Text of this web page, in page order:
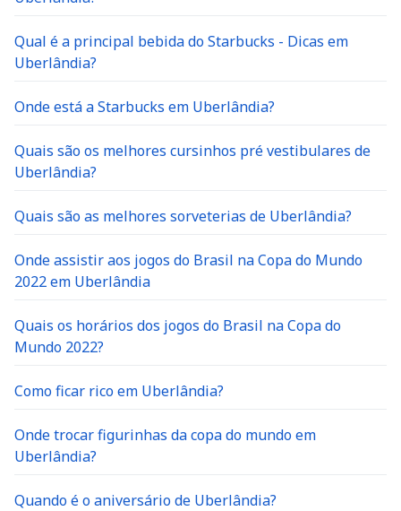
Qual é a principal bebida do Starbucks - Dicas em
Uberlândia?
Onde está a Starbucks em Uberlândia?
Quais são os melhores cursinhos pré vestibulares de
Uberlândia?
Quais são as melhores sorveterias de Uberlândia?
Onde assistir aos jogos do Brasil na Copa do Mundo
2022 em Uberlândia
Quais os horários dos jogos do Brasil na Copa do
Mundo 2022?
Como ficar rico em Uberlândia?
Onde trocar figurinhas da copa do mundo em
Uberlândia?
Quando é o aniversário de Uberlândia?